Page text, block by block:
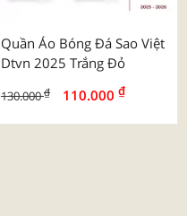
Quần Áo Bóng Đá Sao Việt
Dtvn 2025 Trắng Đỏ
130.000₫ 110.000 ₫